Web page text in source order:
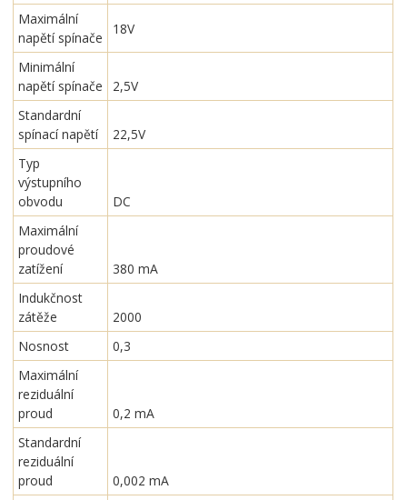
Maximální
napětí spínače
18V
Minimální
napětí spínače
2,5V
Standardní
spínací napětí
22,5V
Typ
výstupního
obvodu
DC
Maximální
proudové
zatížení
380 mA
Indukčnost
zátěže
2000
Nosnost
0,3
Maximální
reziduální
proud
0,2 mA
Standardní
reziduální
proud
0,002 mA